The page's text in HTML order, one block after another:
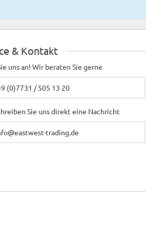
& Kontakt
uns an! Wir beraten Sie gerne
(0)7731 / 505 13 20
Sie uns direkt eine Nachricht
trading.de